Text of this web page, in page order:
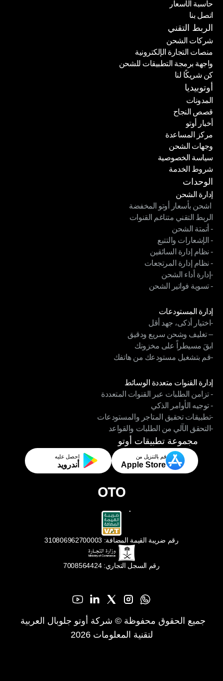
الباقات
حاسبة الأسعار
حاسبة الأسعار
اتصل بنا
اتصل بنا
الربط التقني
شركات الشحن
شركات الشحن
منصات التجارة الإلكترونية
منصات التجارة الإلكترونية
واجهة برمجة التطبيقات للشحن
واجهة برمجة التطبيقات للشحن
كن شريكًا لنا
كن شريكًا لنا
أوتوبيديا
المدونات
المدونات
قصص النجاح
قصص النجاح
أخبار أوتو
أخبار أوتو
مركز المساعدة
مركز المساعدة
وجهات الشحن
وجهات الشحن
سياسة الخصوصية
سياسة الخصوصية
شروط الخدمة
شروط الخدمة
الوحدات
إدارة الشحن
إدارة الشحن
اشحن بأسعار أوتو المخفضة
اشحن بأسعار أوتو المخفضة
الربط التقني متناغم القنوات
الربط التقني متناغم القنوات
- أتمتة الشحن
- أتمتة الشحن
- الإشعارات والتتبع
- الإشعارات والتتبع
- نظام إدارة السائقين
- نظام إدارة السائقين
- نظام إدارة المرتجعات
- نظام إدارة المرتجعات
-إدارة أداء الشحن
-إدارة أداء الشحن
- تسوية فواتير الشحن
إدارة المستودعات
إدارة المستودعات
-اختيار أذكى، جهد أقل
-اختيار أذكى، جهد أقل
– تغليف وشحن سريع ودقيق
– تغليف وشحن سريع ودقيق
ابقَ مسيطراً على مخزونك
ابقَ مسيطراً على مخزونك
-قم بتشغيل مستودعك من هاتفك
إدارة القنوات متعددة الوسائط
إدارة القنوات متعددة الوسائط
- تزامن الطلبات عبر القنوات المتعددة
- تزامن الطلبات عبر القنوات المتعددة
- توجيه الأوامر الذكي
- توجيه الأوامر الذكي
-تطبيقات تحقيق المتاجر والمستودعات
-تطبيقات تحقيق المتاجر والمستودعات
-التحقق الآلي من الطلبات والقواعد
-التحقق الآلي من الطلبات والقواعد
مجموعة تطبيقات أوتو
قم بالتنزيل من
Apple Store
احصل عليه
أندرويد
رقم ضريبة القيمة المضافة: 310806962700003
رقم السجل التجاري: 7008564424
لتقنية المعلومات 2026